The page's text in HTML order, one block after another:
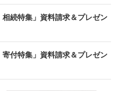
続特集」資料請求＆プレゼン
付特集」資料請求＆プレゼン